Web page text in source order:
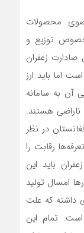
محصولات
توزیع و
زعفران
اما باید ارز
صاداراتی آن به سامانه
ناراضی هستند.
در نظر
رقابت را
باید این
امسال تولید
قبل کاهش ۴۰ درصدی داشته که علت
تمام این